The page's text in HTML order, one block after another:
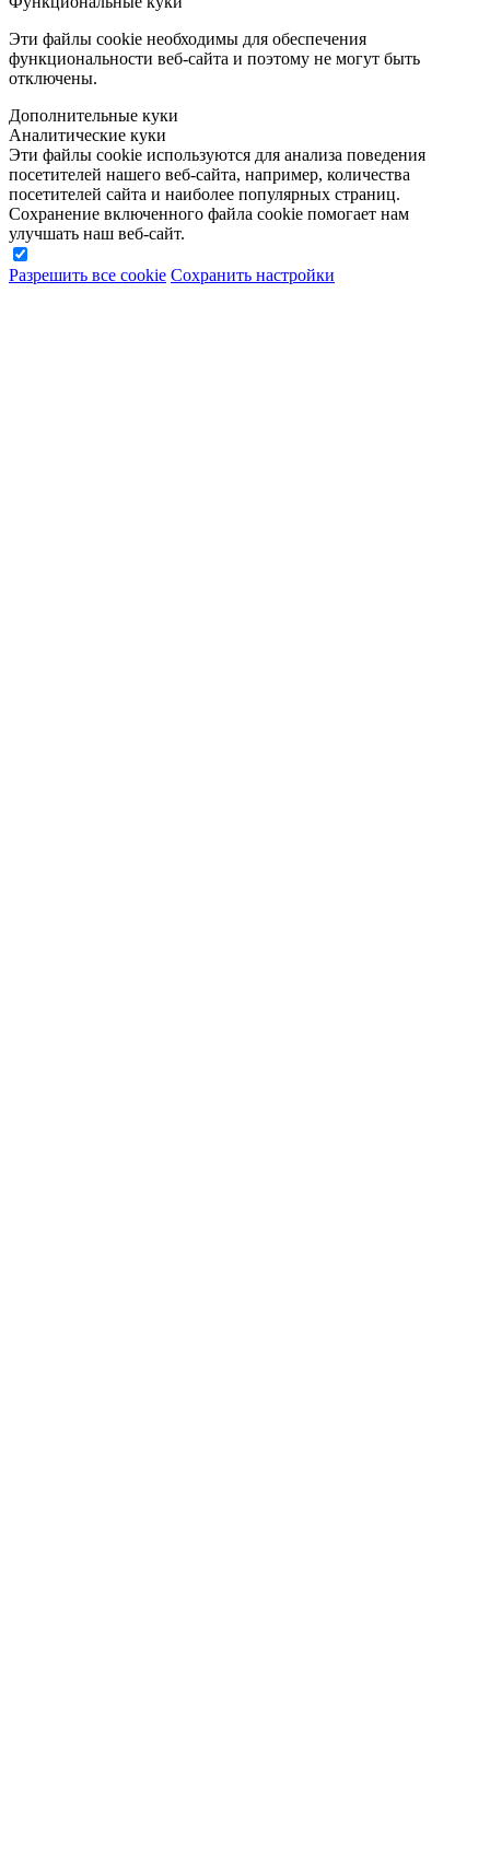
Эти файлы cookie необходимы для обеспечения
функциональности веб-сайта и поэтому не могут быть
отключены.
Дополнительные куки
Аналитические куки
Эти файлы cookie используются для анализа поведения
посетителей нашего веб-сайта, например, количества
посетителей сайта и наиболее популярных страниц.
Сохранение включенного файла cookie помогает нам
улучшать наш веб-сайт.
Разрешить все cookie Сохранить настройки